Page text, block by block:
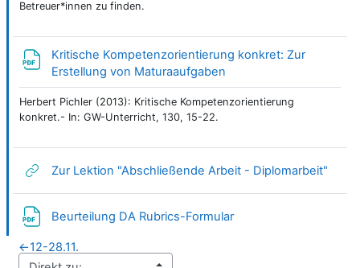
Betreuer*innen zu finden.
Kritische Kompetenzorientierung konkret: Zur
Erstellung von Maturaaufgaben
Herbert Pichler (2013): Kritische Kompetenzorientierung
konkret.- In: GW-Unterricht, 130, 15-22.
Zur Lektion "Abschließende Arbeit - Diplomarbeit"
Beurteilung DA Rubrics-Formular
←12-28.11.